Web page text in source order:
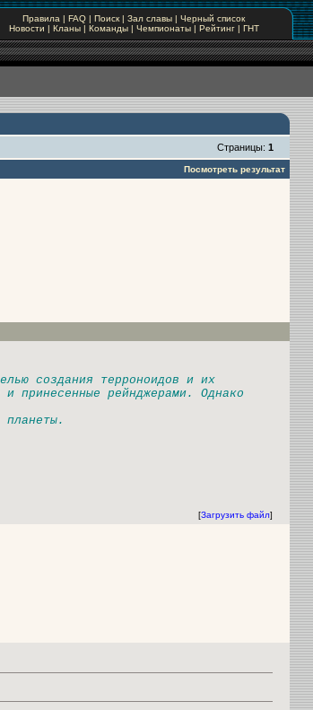
Правила | FAQ | Поиск | Зал славы | Черный список
Новости | Кланы| Команды| Чемпионаты| Рейтинг| ГНТ
Страницы: 1
Посмотреть результат
создания терроноидов и их
принесенные рейнджерами. Однако
планеты.
[Загрузить файл]